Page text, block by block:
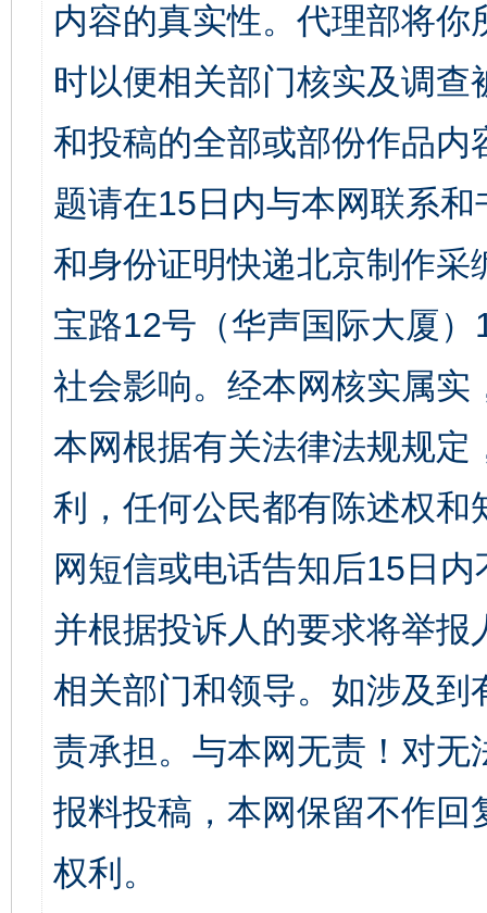
内容的真实性。代理部将
时以便相关部门核实及调
和投稿的全部或部份作品
题请在15日内与本网联系
和身份证明快递北京制作
宝路12号（华声国际大厦
社会影响。经本网核实属
本网根据有关法律法规规
利，任何公民都有陈述权
网短信或电话告知后15日
并根据投诉人的要求将举
相关部门和领导。如涉及
责承担。与本网无责！对
报料投稿，本网保留不作
权利。